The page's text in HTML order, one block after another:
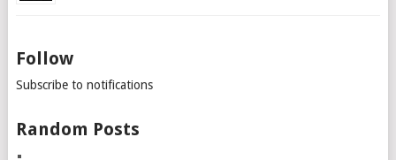
Follow
Subscribe to notifications
Random Posts